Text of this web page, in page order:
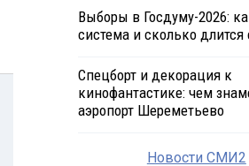
Выборы в Госдуму-2026:
система и сколько длится
Спецборт и декорация к
кинофантастике: чем
аэропорт Шереметьево
Новости СМИ2